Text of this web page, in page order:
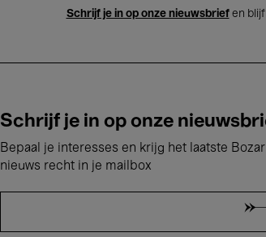
Schrijf je in op onze nieuwsbriefen blijf
Schrijf je in op onze
Bepaal je interesses en krijg het laatste Bozar
nieuws recht in je mailbox